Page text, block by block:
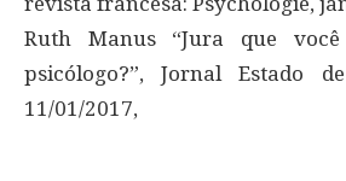
Ruth Manus “Jura que
psicólogo?”, Jornal Estado
11/01/2017,